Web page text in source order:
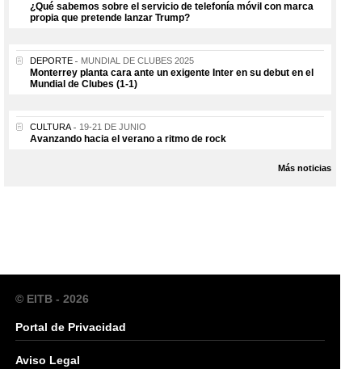
¿Qué sabemos sobre el servicio de telefonía móvil con marca
propia que pretende lanzar Trump?
DEPORTE MUNDIAL DE CLUBES 2025
Monterrey planta cara ante un exigente Inter en su debut en el
Mundial de Clubes (1-1)
CULTURA 19-21 DE JUNIO
Avanzando hacia el verano a ritmo de rock
Más noticias
© EITB - 2026
Portal de Privacidad
Aviso Legal